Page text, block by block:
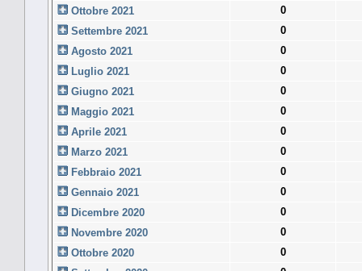
Ottobre 2021
0
Settembre 2021
0
Agosto 2021
0
Luglio 2021
0
Giugno 2021
0
Maggio 2021
0
Aprile 2021
0
Marzo 2021
0
Febbraio 2021
0
Gennaio 2021
0
Dicembre 2020
0
Novembre 2020
0
Ottobre 2020
0